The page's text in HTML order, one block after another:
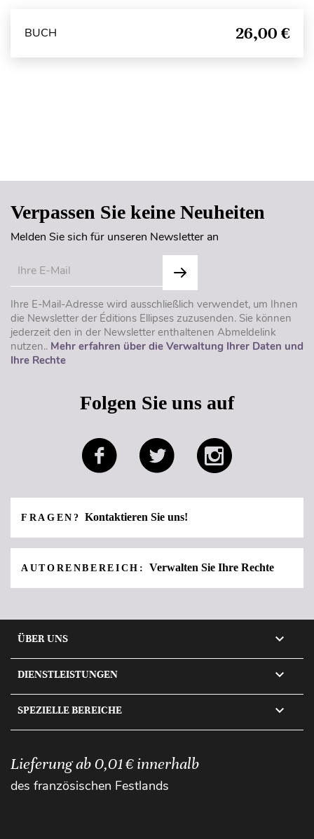
BUCH 26,00 €
Verpassen Sie keine Neuheiten
Melden Sie sich für unseren Newsletter an
Ihre E-Mail-Adresse wird ausschließlich verwendet, um Ihnen
die Newsletter der Éditions Ellipses zuzusenden. Sie können
jederzeit den in der Newsletter enthaltenen Abmeldelink
nutzen.. Mehr erfahren über die Verwaltung Ihrer Daten und
Ihre Rechte
Folgen Sie uns auf
FRAGEN? Kontaktieren Sie uns!
AUTORENBEREICH: Verwalten Sie Ihre Rechte
ÜBER UNS 
DIENSTLEISTUNGEN 
SPEZIELLE BEREICHE 
Lieferung ab 0,01 € innerhalb
des französischen Festlands